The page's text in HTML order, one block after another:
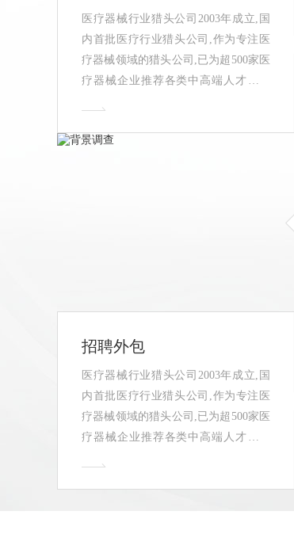
医疗器械行业猎头公司2003年成立,国
内首批医疗行业猎头公司,作为专注医
疗器械领域的猎头公司,已为超500家医
疗器械企业推荐各类中高端人才数万
招聘外包
医疗器械行业猎头公司2003年成立,国
内首批医疗行业猎头公司,作为专注医
疗器械领域的猎头公司,已为超500家医
疗器械企业推荐各类中高端人才数万